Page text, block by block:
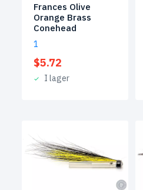
Frances Olive
Orange Brass
Conehead
1
$5.72
I lager